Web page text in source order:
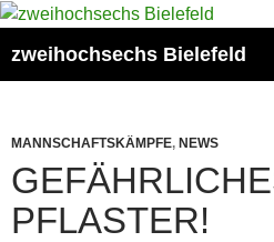
Zum
springen
zweihochsechs Bielefeld
MANNSCHAFTSKÄMPFE, NEWS
PFLASTER!